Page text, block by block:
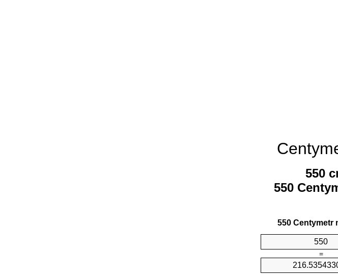
550
550
550 Centymetr
=